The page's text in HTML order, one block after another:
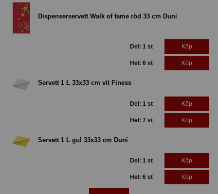
Dispenserservett Walk of fame röd 33 cm Duni
Del: 1 st Köp
Hel: 6 st Köp
Servett 1 L 33x33 cm vit Finess
Del: 1 st Köp
Hel: 7 st Köp
Servett 1 L gul 33x33 cm Duni
Del: 1 st Köp
Hel: 6 st Köp